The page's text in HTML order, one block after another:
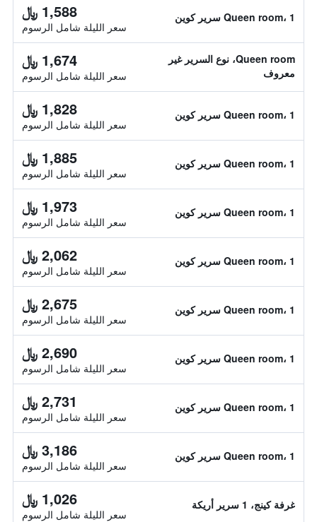
Queen room، 1 سرير كوين 1,588 ﷼
سعر الليلة شامل الرسوم
Queen room، نوع السرير غير
معروف
1,674 ﷼
سعر الليلة شامل الرسوم
Queen room، 1 سرير كوين 1,828 ﷼
سعر الليلة شامل الرسوم
Queen room، 1 سرير كوين 1,885 ﷼
سعر الليلة شامل الرسوم
Queen room، 1 سرير كوين 1,973 ﷼
سعر الليلة شامل الرسوم
Queen room، 1 سرير كوين 2,062 ﷼
سعر الليلة شامل الرسوم
Queen room، 1 سرير كوين 2,675 ﷼
سعر الليلة شامل الرسوم
Queen room، 1 سرير كوين 2,690 ﷼
سعر الليلة شامل الرسوم
Queen room، 1 سرير كوين 2,731 ﷼
سعر الليلة شامل الرسوم
Queen room، 1 سرير كوين 3,186 ﷼
سعر الليلة شامل الرسوم
غرفة كينج، 1 سرير أريكة 1,026 ﷼
سعر الليلة شامل الرسوم